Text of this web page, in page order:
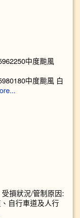
中度颱風
中度颱風 白
損狀況/管制原因:
自行車道及人行